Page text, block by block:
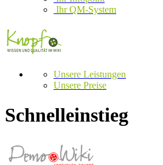
Ihr QM-System
Unsere Leistungen
Unsere Preise
Schnelleinstieg